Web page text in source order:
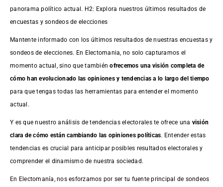
panorama político actual. H2: Explora nuestros últimos resultados de
encuestas y sondeos de elecciones
Mantente informado con los últimos resultados de nuestras encuestasy
sondeos de elecciones. En Electomania, no solo capturamos el
momento actual, sino que tambiénofrecemos una visión completa de
cómo han evolucionado las opiniones y tendencias a lo largo del tiempo
para que tengas todas las herramientas para entender el momento
actual.
Y es que nuestro análisis de tendencias electorales te ofrece una visión
clara de cómo están cambiando las opiniones políticas. Entender estas
tendencias es crucial para anticipar posibles resultados electorales y
comprender el dinamismo de nuestra sociedad.
En Electomanía, nos esforzamos por ser tu fuente principal de sondeos